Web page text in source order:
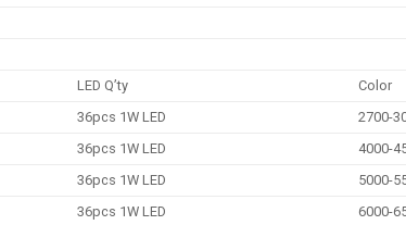
LED Q’ty Color
36pcs 1W LED 2700-
36pcs 1W LED 4000-
36pcs 1W LED 5000-
36pcs 1W LED 6000-